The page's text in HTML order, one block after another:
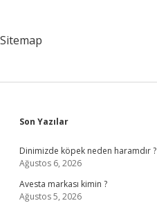
Sitemap
Sidebar
Son Yazılar
Dinimizde köpek neden haramdır ?
Ağustos 6, 2026
Avesta markası kimin ?
Ağustos 5, 2026